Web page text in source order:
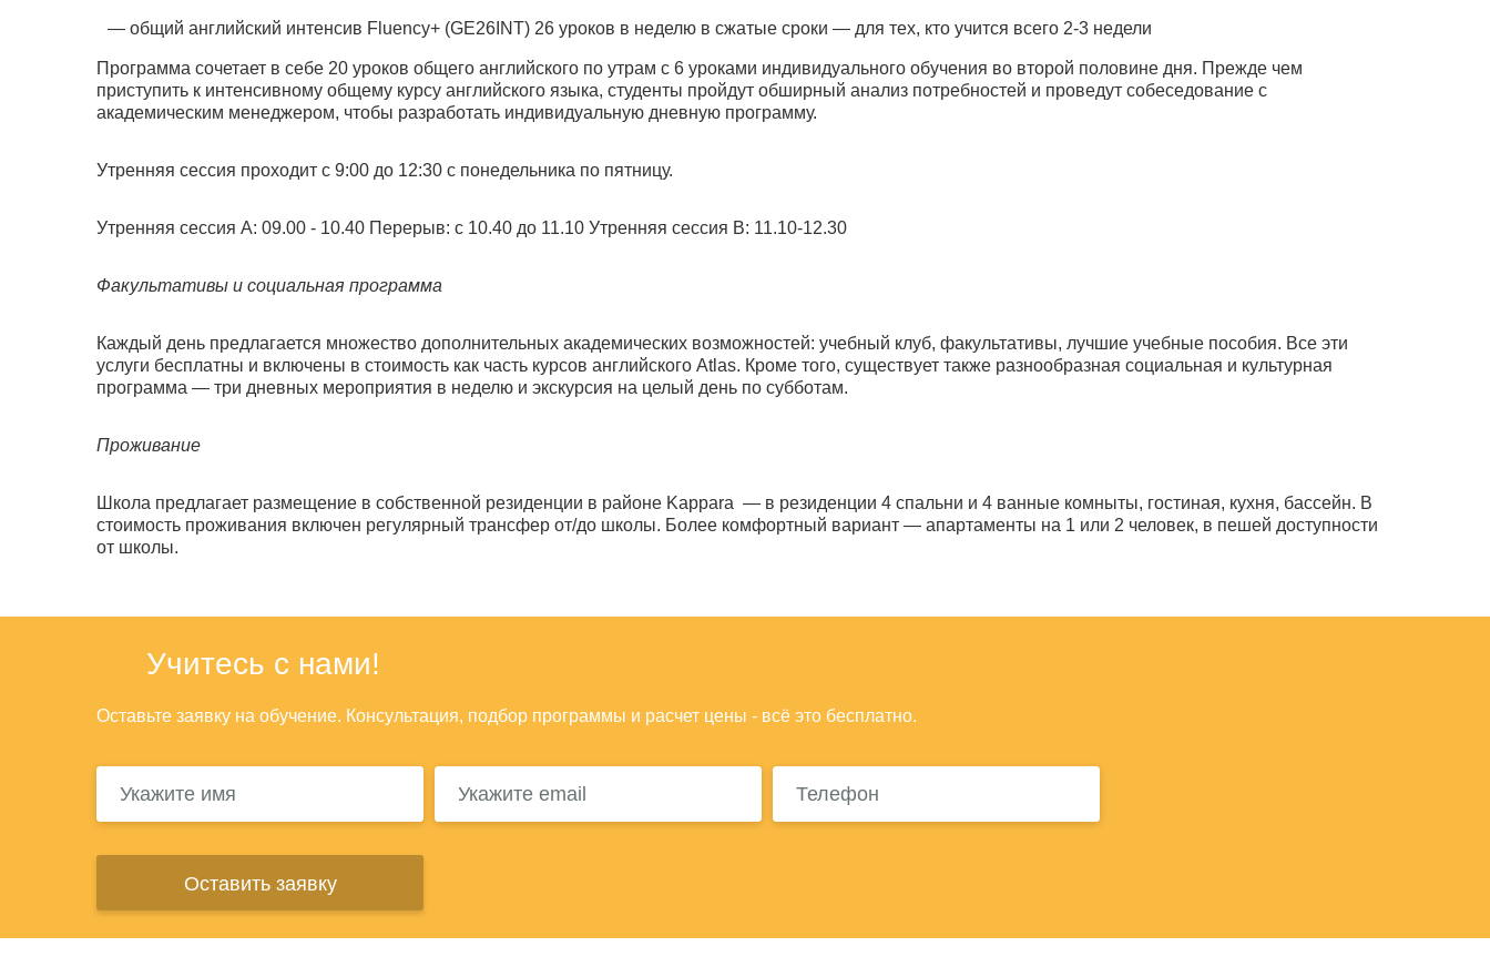
общий английский интенсив Fluency+ (GE26INT) 26 уроков в неделю в сжатые сроки — для тех, кто учится всего 2-3 недели
Программа сочетает в себе 20 уроков общего английского по утрам с 6 уроками индивидуального обучения во второй половине дня. Прежде чем
приступить к интенсивному общему курсу английского языка, студенты пройдут обширный анализ потребностей и проведут собеседование с
академическим менеджером, чтобы разработать индивидуальную дневную программу.
Утренняя сессия проходит с 9:00 до 12:30 с понедельника по пятницу.
Утренняя сессия A: 09.00 - 10.40 Перерыв: с 10.40 до 11.10 Утренняя сессия B: 11.10-12.30
Факультативы и социальная программа
Каждый день предлагается множество дополнительных академических возможностей: учебный клуб, факультативы, лучшие учебные пособия. Все эти
услуги бесплатны и включены в стоимость как часть курсов английского Atlas. Кроме того, существует также разнообразная социальная и культурная
программа — три дневных мероприятия в неделю и экскурсия на целый день по субботам.
Проживание
Школа предлагает размещение в собственной резиденции в районе Kappara — в резиденции 4 спальни и 4 ванные комныты, гостиная, кухня, бассейн. В
стоимость проживания включен регулярный трансфер от/до школы. Более комфортный вариант — апартаменты на 1 или 2 человек, в пешей доступности
от школы.
Учитесь с нами!
Оставьте заявку на обучение. Консультация, подбор программы и расчет цены - всё это бесплатно.
Оставить заявку